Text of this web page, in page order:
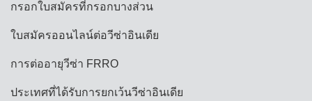
กรอกใบสมัครที่กรอกบางส่วน
ใบสมัครออนไลน์ต่อวีซ่าอินเดีย
การต่ออายุวีซ่า FRRO
ประเทศที่ได้รับการยกเว้นวีซ่าอินเดีย